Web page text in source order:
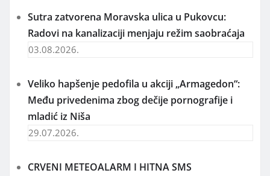
Sutra zatvorena Moravska ulica u Pukovcu:
Radovi na kanalizaciji menjaju režim saobraćaja
03.08.2026.
Veliko hapšenje pedofila u akciji „Armagedon“:
Među privedenima zbog dečije pornografije i
mladić iz Niša
29.07.2026.
CRVENI METEOALARM I HITNA SMS